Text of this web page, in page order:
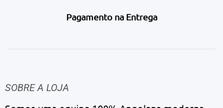
Pagamento na Entrega
SOBRE A LOJA